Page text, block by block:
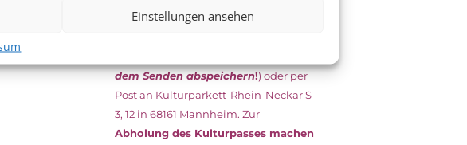
Einstellungen ansehen
das Kulturparkett zurück: Per E-Mail
dem Senden abspeichern!) oder per
Post an Kulturparkett-Rhein-Neckar S
3, 12 in 68161 Mannheim. Zur
Abholung des Kulturpasses machen